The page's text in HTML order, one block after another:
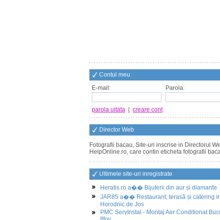
Contul meu
E-mail:
Parola:
parola uitata creare cont
Director Web
Fotografii bacau, Site-uri inscrise in Directorul
HelpOnline.ro, care contin eticheta fotografii
Ultimele site-uri inregistrate
Heratis.ro a�� Bijuterii din aur și diamante
JAR85 a�� Restaurant, terasă și catering in
Horodnic de Jos
PMC ServInstal - Montaj Aer Conditionat